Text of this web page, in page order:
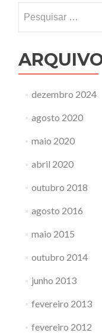
Post
por:
dezembro 2024
agosto 2020
maio 2020
abril 2020
outubro 2018
agosto 2016
maio 2015
outubro 2014
junho 2013
fevereiro 2013
fevereiro 2012